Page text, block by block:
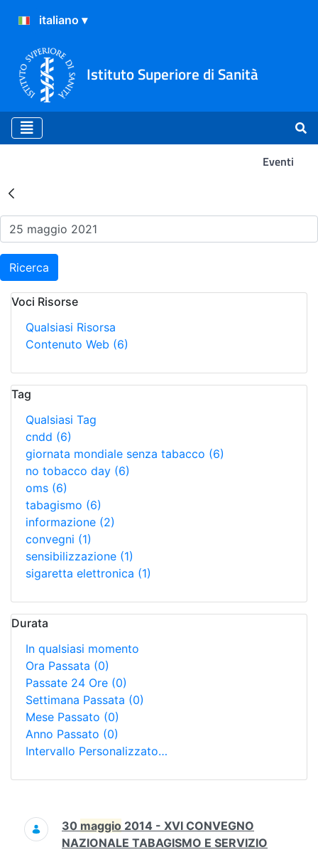
Istituto Superiore di Sanità
Eventi
Risultati della Ricerca -
Ricerca
Voci Risorse
Qualsiasi Risorsa
Contenuto Web (6)
Tag
Qualsiasi Tag
cndd (6)
giornata mondiale senza tabacco (6)
no tobacco day (6)
oms (6)
tabagismo (6)
informazione (2)
convegni (1)
sensibilizzazione (1)
sigaretta elettronica (1)
Durata
In qualsiasi momento
Ora Passata (0)
Passate 24 Ore (0)
Settimana Passata (0)
Mese Passato (0)
Anno Passato (0)
Intervallo Personalizzato…
Ricerca
30 maggio 2014 - XVI CONVEGNO
NAZIONALE TABAGISMO E SERVIZIO